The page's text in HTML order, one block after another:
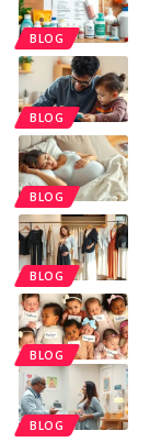
BLOG
BLOG
BLOG
BLOG
BLOG
BLOG